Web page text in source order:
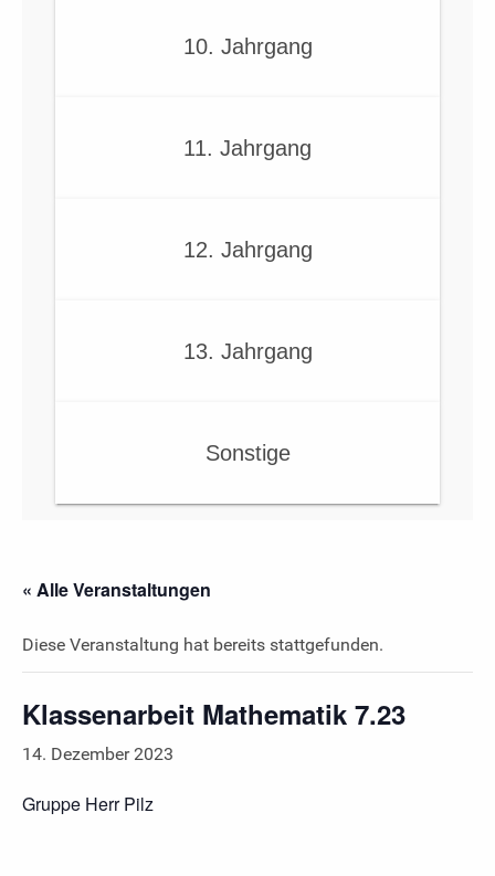
10. Jahrgang
11. Jahrgang
12. Jahrgang
13. Jahrgang
Sonstige
« Alle Veranstaltungen
Diese Veranstaltung hat bereits stattgefunden.
Klassenarbeit Mathematik 7.23
14. Dezember 2023
Gruppe Herr Pilz